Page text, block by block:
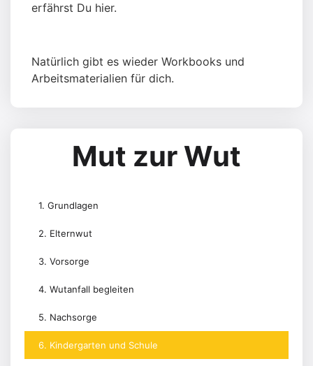
Mut zur Wut
1. Grundlagen
2. Elternwut
3. Vorsorge
4. Wutanfall begleiten
5. Nachsorge
6. Kindergarten und Schule
erfährst Du hier.
Natürlich gibt es wieder Workbooks und
Arbeitsmaterialien für dich.